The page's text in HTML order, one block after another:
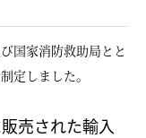
国家消防救助局とと
定しました。
売された輸入